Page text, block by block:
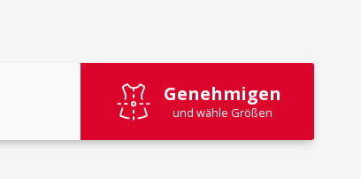
Genehmigen
und wähle Größen